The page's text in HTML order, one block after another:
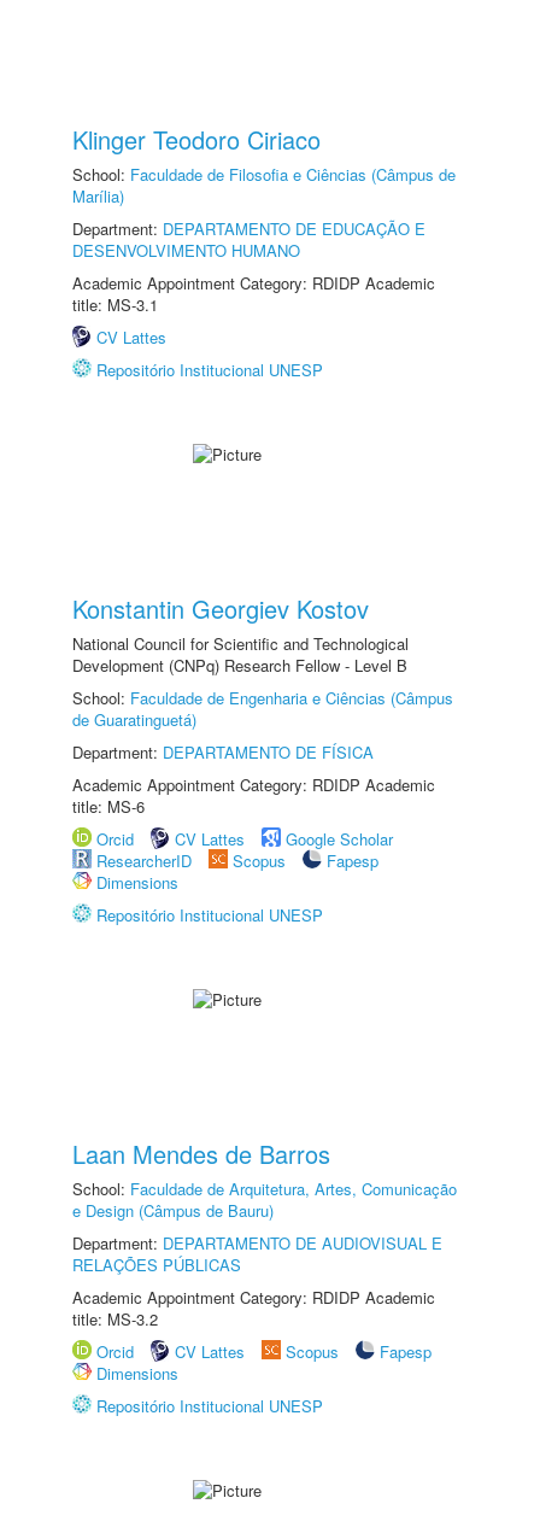
Klinger Teodoro Ciriaco
School: Faculdade de Filosofia e Ciências (Câmpus de
Marília)
Department: DEPARTAMENTO DE EDUCAÇÃO E
DESENVOLVIMENTO HUMANO
Academic Appointment Category: RDIDP Academic
title: MS-3.1
CV Lattes
Repositório Institucional UNESP
Konstantin Georgiev Kostov
National Council for Scientific and Technological
Development (CNPq) Research Fellow - Level B
School: Faculdade de Engenharia e Ciências (Câmpus
de Guaratinguetá)
Department: DEPARTAMENTO DE FÍSICA
Academic Appointment Category: RDIDP Academic
title: MS-6
Orcid
CV Lattes
Google Scholar
ResearcherID
Scopus
Fapesp
Dimensions
Repositório Institucional UNESP
Laan Mendes de Barros
School: Faculdade de Arquitetura, Artes, Comunicação
e Design (Câmpus de Bauru)
Department: DEPARTAMENTO DE AUDIOVISUAL E
RELAÇÕES PÚBLICAS
Academic Appointment Category: RDIDP Academic
title: MS-3.2
Orcid
CV Lattes Scopus
Fapesp
Dimensions
Repositório Institucional UNESP